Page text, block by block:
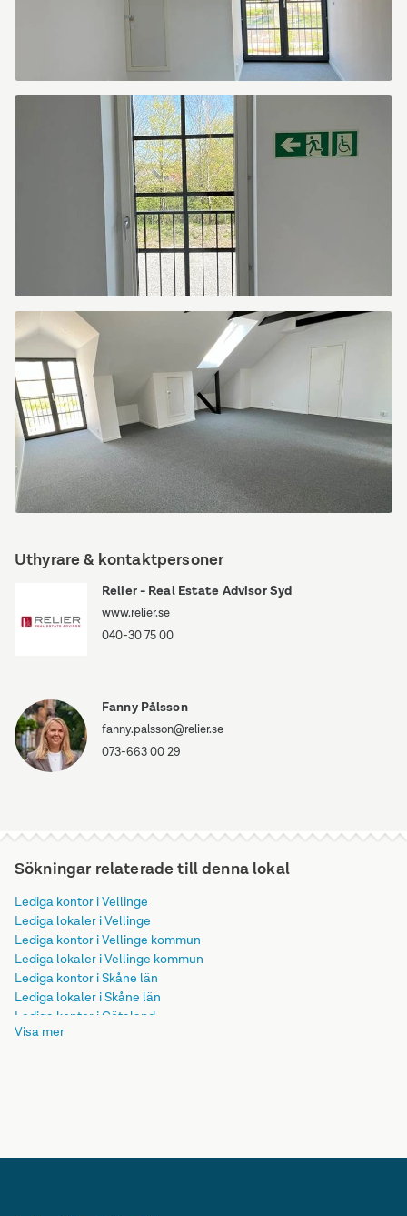
Norra
Leden
1
1Uthyrare & kontaktpersoner
Relier - Real Estate Advisor Syd
www.relier.se
040-30 75 00
Fanny Pålsson
fanny.palsson@relier.se
073-663 00 29
Sökningar relaterade till denna lokal
Lediga kontor i Vellinge
Lediga lokaler i Vellinge
Lediga kontor i Vellinge kommun
Lediga lokaler i Vellinge kommun
Lediga kontor i Skåne län
Lediga lokaler i Skåne län
Lediga kontor i Götaland
Lediga lokaler i Götaland
Visa mer